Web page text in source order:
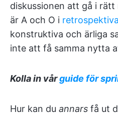
diskussionen att gå i
är A och O i
konstruktiva och ärliga
inte att få samma nytta
Kolla in vårguide för
Hur kan du annars få ut